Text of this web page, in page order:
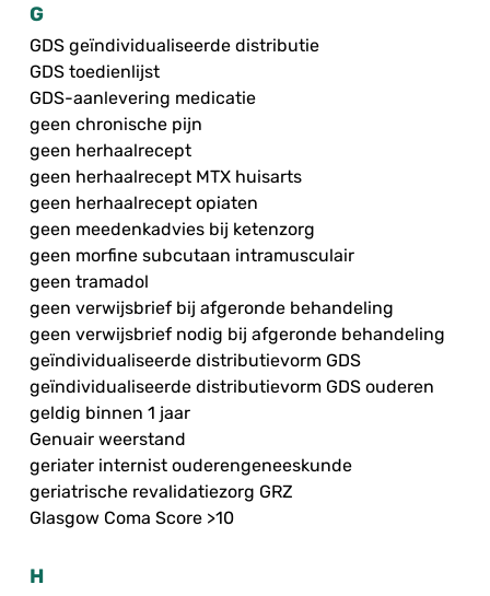
G
GDS geïndividualiseerde distributie
GDS toedienlijst
GDS-aanlevering medicatie
geen chronische pijn
geen herhaalrecept
geen herhaalrecept MTX huisarts
geen herhaalrecept opiaten
geen meedenkadvies bij ketenzorg
geen morfine subcutaan intramusculair
geen tramadol
geen verwijsbrief bij afgeronde behandeling
geen verwijsbrief nodig bij afgeronde behandeling
geïndividualiseerde distributievorm GDS
geïndividualiseerde distributievorm GDS ouderen
geldig binnen 1 jaar
Genuair weerstand
geriater internist ouderengeneeskunde
geriatrische revalidatiezorg GRZ
Glasgow Coma Score >10
H